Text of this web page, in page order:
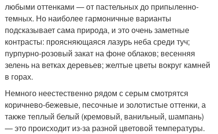
любыми оттенками — от пастельных до припыленно-
темных. Но наиболее гармоничные варианты
подсказывает сама природа, и это очень заметные
контрасты: проясняющаяся лазурь неба среди туч;
пурпурно-розовый закат на фоне облаков; весенняя
зелень на ветках деревьев; желтые цветы вокруг камней
в горах.
Немного неестественно рядом с серым смотрятся
коричнево-бежевые, песочные и золотистые оттенки, а
также теплый белый (кремовый, ванильный, шампань)
— это происходит из-за разной цветовой температуры.